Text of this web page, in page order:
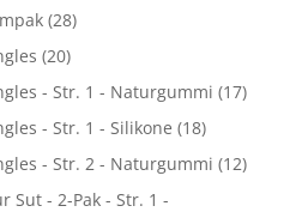
(28)
(20)
- Str. 1 - Naturgummi (17)
- Str. 1 - Silikone (18)
- Str. 2 - Naturgummi (12)
Sut - 2-Pak - Str. 1 -